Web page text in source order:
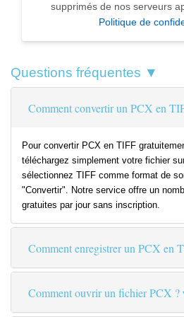
supprimés de nos serveurs
Politique de
Questions fréquentes ▼
Comment convertir un PCX en
Pour convertir PCX en TIFF
téléchargez simplement votre fichier
sélectionnez TIFF comme format de
"Convertir". Notre service offre un
gratuites par jour sans inscription.
Comment enregistrer un PCX en
Comment ouvrir un fichier PCX ?